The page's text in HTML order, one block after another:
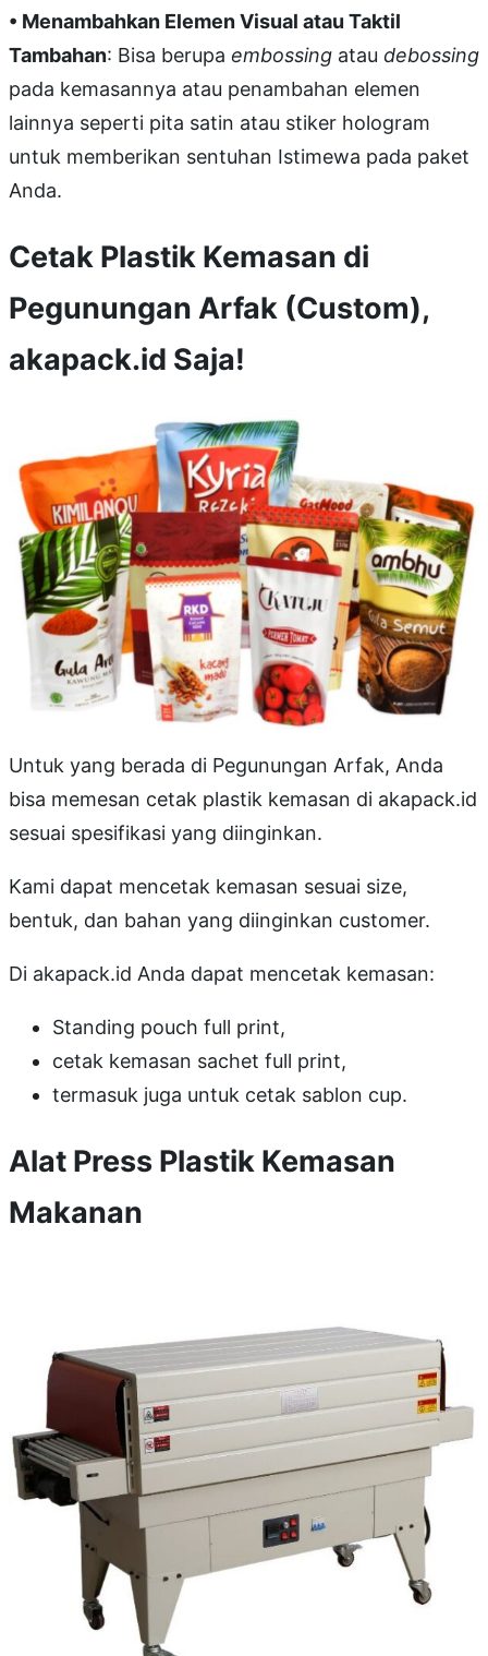
• Menambahkan Elemen Visual atau Taktil
Tambahan: Bisa berupa embossing atau debossing
pada kemasannya atau penambahan elemen
lainnya seperti pita satin atau stiker hologram
untuk memberikan sentuhan Istimewa pada paket
Anda.
Cetak Plastik Kemasan di
Pegunungan Arfak (Custom),
akapack.id Saja!
Untuk yang berada di Pegunungan Arfak, Anda
bisa memesan cetak plastik kemasan di akapack.id
sesuai spesifikasi yang diinginkan.
Kami dapat mencetak kemasan sesuai size,
bentuk, dan bahan yang diinginkan customer.
Di akapack.id Anda dapat mencetak kemasan:
Standing pouch full print,
cetak kemasan sachet full print,
termasuk juga untuk cetak sablon cup.
Alat Press Plastik Kemasan
Makanan